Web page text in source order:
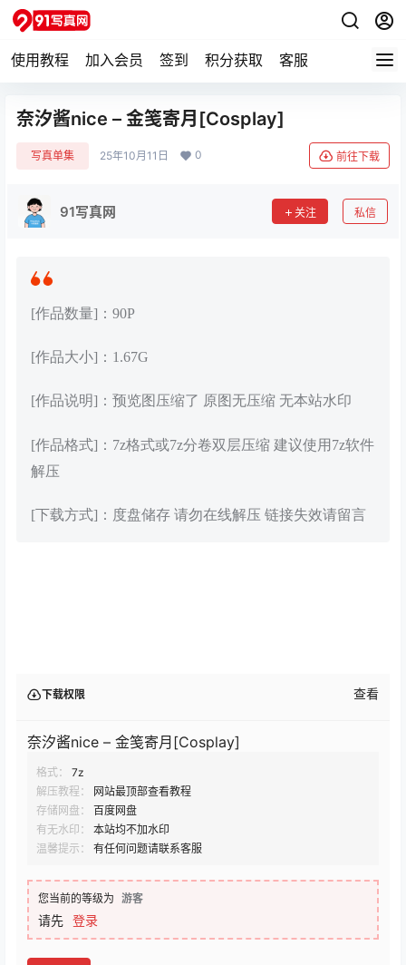
使用教程 加入会员 签到 积分获取 客服
奈汐酱nice – 金笺寄月[Cosplay]
写真单集 25年10月11日 0 前往下载
91写真网 关注 私信
[作品数量]：90P
[作品大小]：1.67G
[作品说明]：预览图压缩了 原图无压缩 无本站水印
[作品格式]：7z格式或7z分卷双层压缩 建议使用7z软件
解压
[下载方式]：度盘储存 请勿在线解压 链接失效请留言
下载权限 查看
奈汐酱nice – 金笺寄月[Cosplay]
格式：
7z
解压教程：
网站最顶部查看教程
存储网盘：
百度网盘
有无水印：
本站均不加水印
温馨提示：
有任何问题请联系客服
您当前的等级为 游客
请先 登录